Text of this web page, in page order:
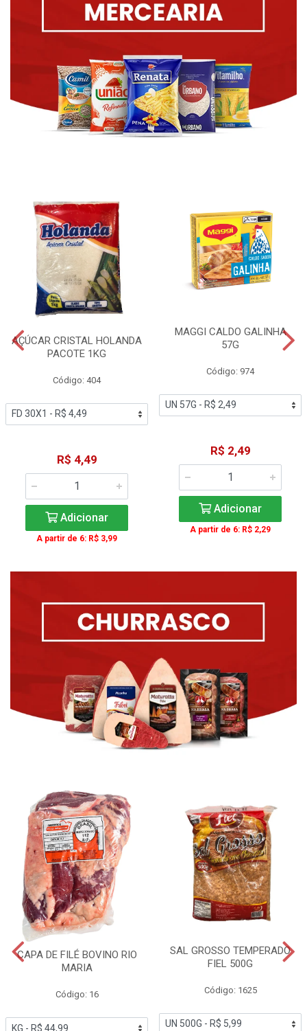
AÇÚCAR CRISTAL HOLANDA
PACOTE 1KG
Código: 404
R$ 4,49
Adicionar
A partir de 6: R$ 3,99
MAGGI CALDO GALINHA
57G
Código: 974
R$ 2,49
Adicionar
A partir de 6: R$ 2,29
CAPA DE FILÉ BOVINO RIO
MARIA
Código: 16
SAL GROSSO TEMPERADO
FIEL 500G
Código: 1625